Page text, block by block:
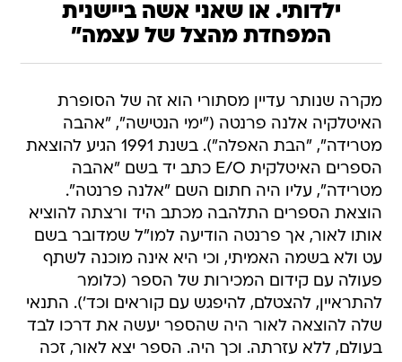
ילדותי. או שאני אשה ביישנית
המפחדת מהצל של עצמה"
מקרה שנותר עדיין מסתורי הוא זה של הסופרת
האיטלקיה אלנה פרנטה ("ימי הנטישה", "אהבה
מטרידה", "הבת האפלה"). בשנת 1991 הגיע להוצאת
הספרים האיטלקית E/O כתב יד בשם "אהבה
מטרידה", עליו היה חתום השם "אלנה פרנטה".
הוצאת הספרים התלהבה מכתב היד ורצתה להוציא
אותו לאור, אך פרנטה הודיעה למו"ל שמדובר בשם
עט ולא בשמה האמיתי, וכי היא אינה מוכנה לשתף
פעולה עם קידום המכירות של הספר (כלומר
להתראיין, להצטלם, להיפגש עם קוראים וכד'). התנאי
שלה להוצאה לאור היה שהספר יעשה את דרכו לבד
בעולם, ללא עזרתה. וכך היה. הספר יצא לאור, זכה